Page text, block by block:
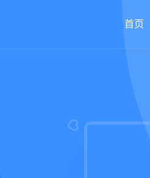
首页